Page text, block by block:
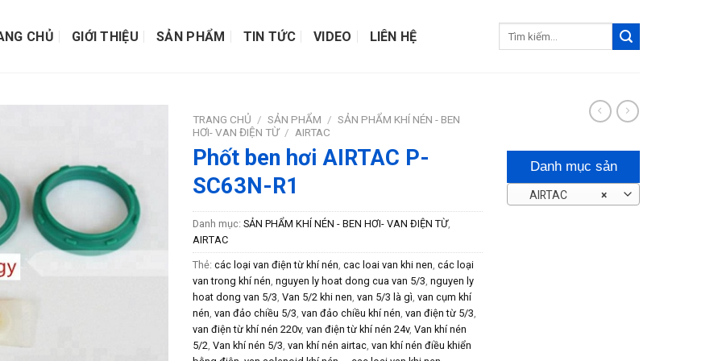
CHỦ GIỚI THIỆU SẢN PHẨM TIN TỨC VIDEO LIÊN HỆ
TRANG CHỦ / SẢN PHẨM / SẢN PHẨM KHÍ NÉN - BEN
HƠI- VAN ĐIỆN TỪ / AIRTAC
Phốt ben hơi AIRTAC P-
SC63N-R1
Danh mục: SẢN PHẨM KHÍ NÉN - BEN HƠI- VAN ĐIỆN TỪ,
AIRTAC
Thẻ: các loại van điện từ khí nén, cac loai van khi nen, các loại
van trong khí nén, nguyen ly hoat dong cua van 5/3, nguyen ly
hoat dong van 5/3, Van 5/2 khi nen, van 5/3 là gì, van cụm khí
nén, van đảo chiều 5/3, van đảo chiều khí nén, van điện từ 5/3,
van điện từ khí nén 220v, van điện từ khí nén 24v, Van khí nén
5/2, Van khí nén 5/3, van khí nén airtac, van khí nén điều khiển
Danh mục sản
phẩm ×
AIRTAC